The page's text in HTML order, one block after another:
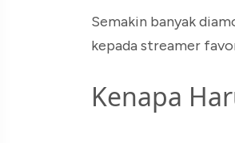
Semakin banyak
kepada streamer
Kenapa